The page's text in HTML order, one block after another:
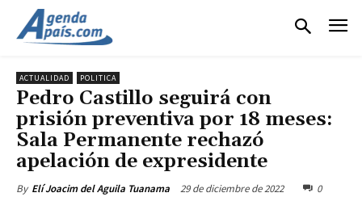
ACTUALIDAD POLITICA
Pedro Castillo seguirá con
prisión preventiva por 18 meses:
Sala Permanente rechazó
apelación de expresidente
By Elí Joacim del Aguila Tuanama 29 de diciembre de 2022 0